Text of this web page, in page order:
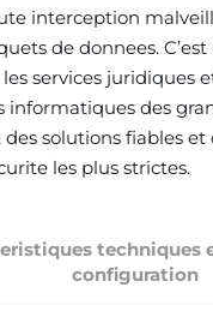
interception
de donnees.
services juridiques
des
solutions fiables et
les plus strictes.
techniques
configuration